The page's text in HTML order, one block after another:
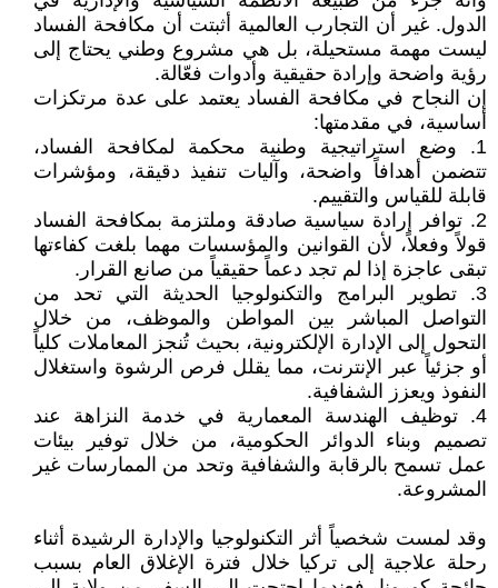
الدول. غير أن التجارب العالمية أثبتت أن مكافحة الفساد
ليست مهمة مستحيلة، بل هي مشروع وطني يحتاج إلى
رؤية واضحة وإرادة حقيقية وأدوات فعّالة.
إن النجاح في مكافحة الفساد يعتمد على عدة مرتكزات
أساسية، في مقدمتها:
1. وضع استراتيجية وطنية محكمة لمكافحة الفساد،
تتضمن أهدافاً واضحة، وآليات تنفيذ دقيقة، ومؤشرات
قابلة للقياس والتقييم.
2. توافر إرادة سياسية صادقة وملتزمة بمكافحة الفساد
قولاً وفعلاً، لأن القوانين والمؤسسات مهما بلغت كفاءتها
تبقى عاجزة إذا لم تجد دعماً حقيقياً من صانع القرار.
3. تطوير البرامج والتكنولوجيا الحديثة التي تحد من
التواصل المباشر بين المواطن والموظف، من خلال
التحول إلى الإدارة الإلكترونية، بحيث تُنجز المعاملات كلياً
أو جزئياً عبر الإنترنت، مما يقلل فرص الرشوة واستغلال
النفوذ ويعزز الشفافية.
4. توظيف الهندسة المعمارية في خدمة النزاهة عند
تصميم وبناء الدوائر الحكومية، من خلال توفير بيئات
عمل تسمح بالرقابة والشفافية وتحد من الممارسات غير
المشروعة.
وقد لمست شخصياً أثر التكنولوجيا والإدارة الرشيدة أثناء
رحلة علاجية إلى تركيا خلال فترة الإغلاق العام بسبب